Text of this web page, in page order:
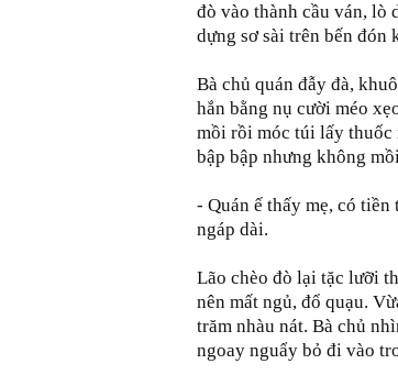
đò vào thành cầu ván, lò
dựng sơ sài trên bến đón
Bà chủ quán đẫy đà,
hắn bằng nụ cười méo
mồi rồi móc túi lấy thuốc
bập bập nhưng không
- Quán ế thấy mẹ, có
ngáp dài.
Lão chèo đò lại tặc lưỡi
nên mất ngủ, đổ quạu.
trăm nhàu nát. Bà chủ
ngoay nguẩy bỏ đi vào